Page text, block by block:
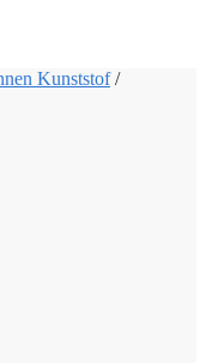
Kunststof/